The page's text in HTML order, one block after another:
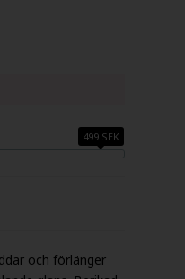
499 SEK
och förlänger